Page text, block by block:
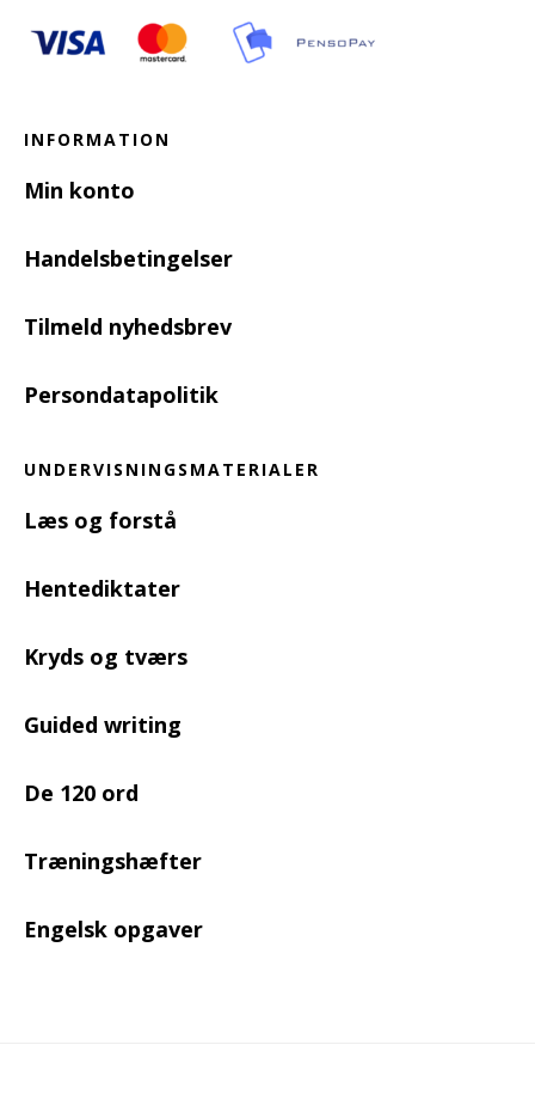
INFORMATION
Min konto
Handelsbetingelser
Tilmeld nyhedsbrev
Persondatapolitik
UNDERVISNINGSMATERIALER
Læs og forstå
Hentediktater
Kryds og tværs
Guided writing
De 120 ord
Træningshæfter
Engelsk opgaver